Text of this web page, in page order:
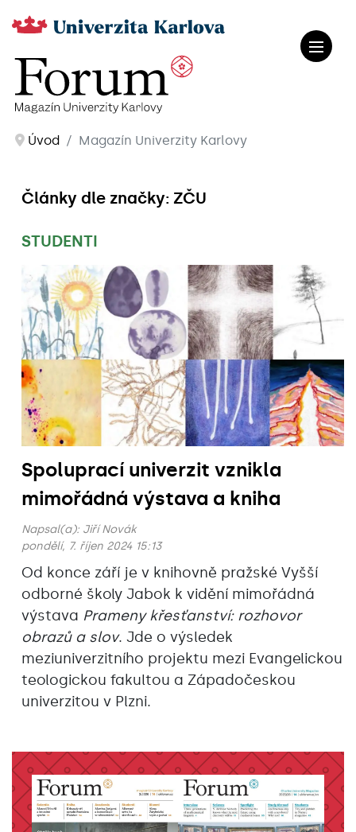
Úvod Magazín Univerzity Karlovy
Články dle značky: ZČU
STUDENTI
Spoluprací univerzit vznikla
mimořádná výstava a kniha
Napsal(a): Jiří Novák
pondělí, 7. říjen 2024 15:13
Od konce září je v knihovně pražské Vyšší
odborné školy Jabok k vidění mimořádná
výstava Prameny křesťanství: rozhovor
obrazů a slov. Jde o výsledek
meziuniverzitního projektu mezi Evangelickou
teologickou fakultou a Západočeskou
univerzitou v Plzni.